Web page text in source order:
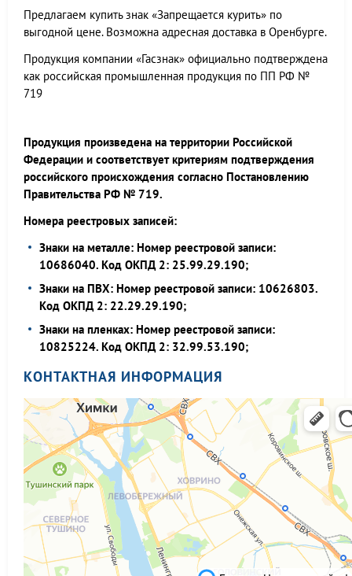
Предлагаем купить знак «Запрещается курить» по
выгодной цене. Возможна адресная доставка в Оренбурге.
Продукция компании «Гасзнак» официально подтверждена
как российская промышленная продукция по ПП РФ №
719
Продукция произведена на территории Российской
Федерации и соответствует критериям подтверждения
российского происхождения согласно Постановлению
Правительства РФ № 719.
Номера реестровых записей:
Знаки на металле: Номер реестровой записи:
10686040. Код ОКПД 2: 25.99.29.190;
Знаки на ПВХ: Номер реестровой записи: 10626803.
Код ОКПД 2: 22.29.29.190;
Знаки на пленках: Номер реестровой записи:
10825224. Код ОКПД 2: 32.99.53.190;
КОНТАКТНАЯ ИНФОРМАЦИЯ